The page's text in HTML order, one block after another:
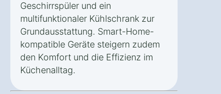
Geschirrspüler und ein
multifunktionaler Kühlschrank zur
Grundausstattung. Smart-Home-
kompatible Geräte steigern zudem
den Komfort und die Effizienz im
Küchenalltag.